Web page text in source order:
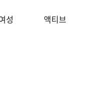
성 액티브